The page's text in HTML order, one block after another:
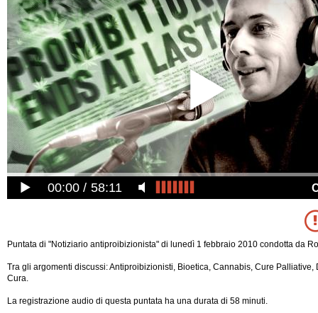
00:00 58:11
Puntata di "Notiziario antiproibizionista" di lunedì 1 febbraio 2010 condotta da
Tra gli argomenti discussi: Antiproibizionisti, Bioetica, Cannabis, Cure Palliative,
Cura.
La registrazione audio di questa puntata ha una durata di 58 minuti.